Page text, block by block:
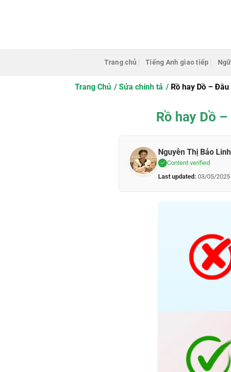
Trang chủ Tiếng Anh giao tiếp
Trang Chủ Sửa chính tả Rồ hay Dồ –
Rồ hay Dồ
Nguyễn Thị Bảo Linh
Content verified
Last updated: 03/05/2025